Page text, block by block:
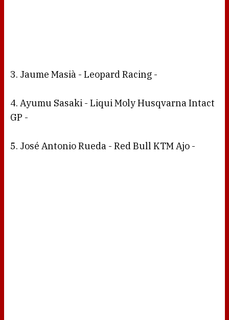
3. Jaume Masià - Leopard Racing -
4. Ayumu Sasaki - Liqui Moly Husqvarna Intact
GP -
5. José Antonio Rueda - Red Bull KTM Ajo -